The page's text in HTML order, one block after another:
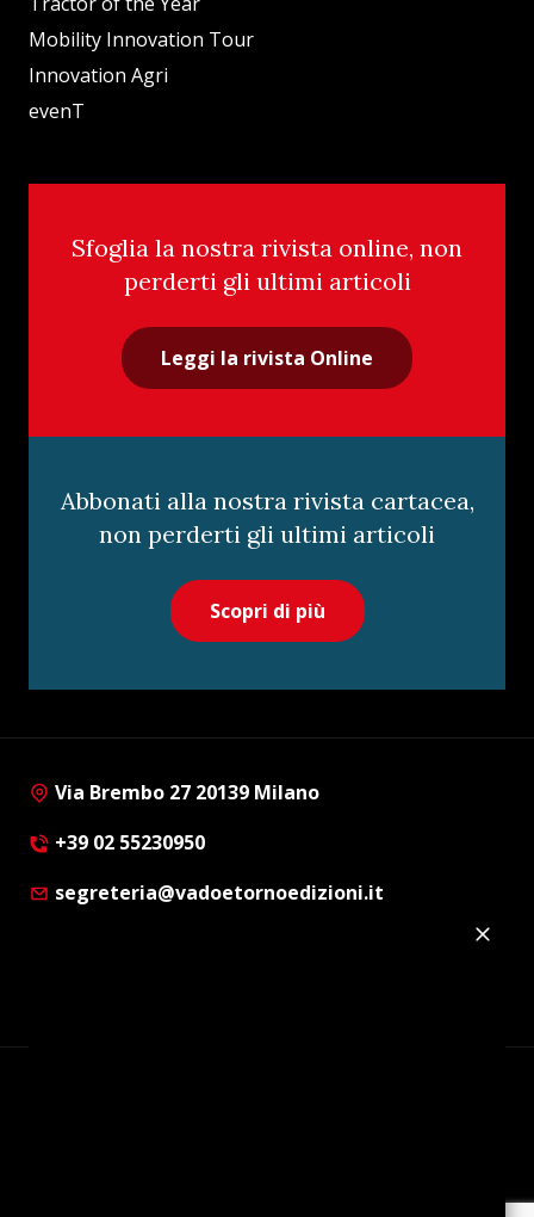
Mobility Innovation Tour
Innovation Agri
evenT
Sfoglia la nostra rivista online, non
perderti gli ultimi articoli
Leggi la rivista Online
Abbonati alla nostra rivista cartacea,
non perderti gli ultimi articoli
Scopri di più
Via Brembo 27 20139 Milano
+39 02 55230950
segreteria@vadoetornoedizioni.it